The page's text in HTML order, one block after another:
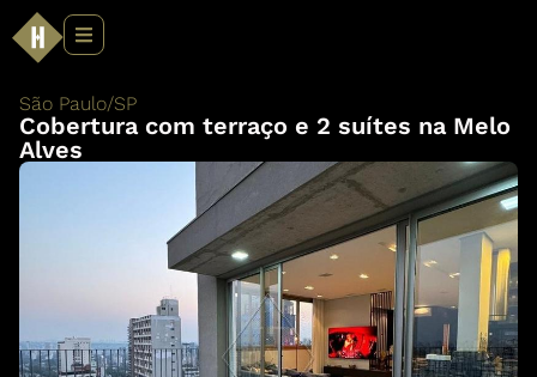
São Paulo/SP
Cobertura com terraço e 2 suítes na Melo
Alves